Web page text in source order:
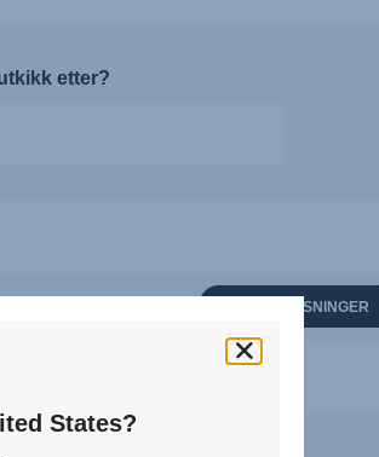
etter?
VIS OPPLYSNINGER
States?